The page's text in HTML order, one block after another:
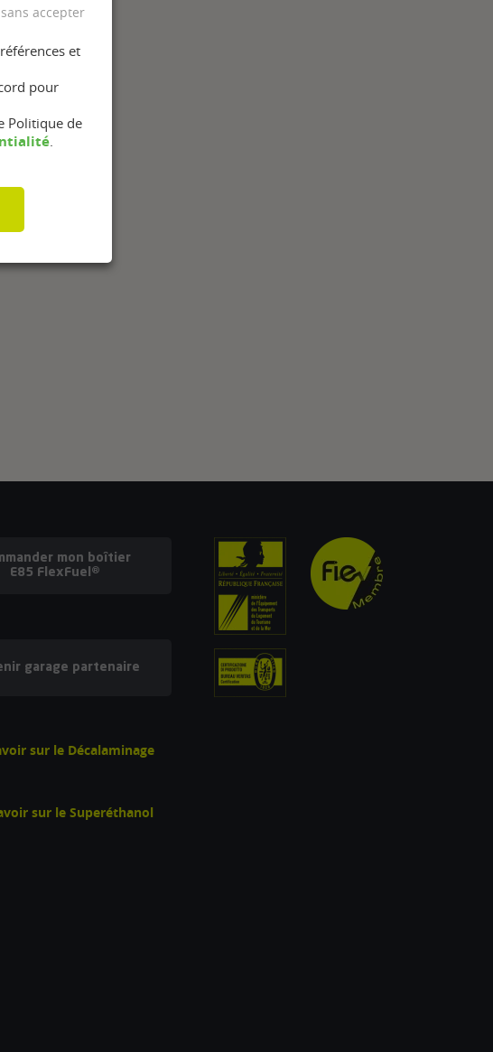
mon boîtier
E85 FlexFuel®
garage partenaire
sur le Décalaminage
sur le Superéthanol
et
pour
Politique de
accepter